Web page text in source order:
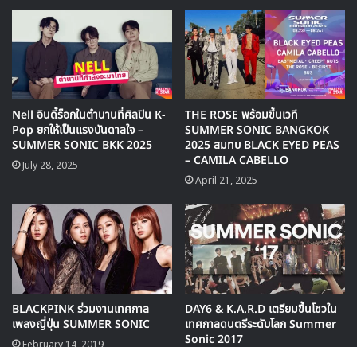
สำหรับงาน Summer Sonic ในปีนี้จะจัดขึ้น 2 วันที่ โตเกียว
และ โอซากา ในวันที่ 17-18 สิงหาคม ซึ่งในปี 2023 มีศิลปิน
K-Pop เข้าร่วมงานทั้งหมด 6 ศิลปิน ร่วมถึงการเข้าร่วมงานของ
NewJeans ที่เป็นกระแสถูกพุดถึงอย่างมาก
Nell อินดี้ร็อกในตำนานที่ศิลปิน K-
Pop ยกให้เป็นแรงบันดาลใจ –
SUMMER SONIC BKK 2025
July 28, 2025
THE ROSE พร้อมขึ้นเวที
SUMMER SONIC BANGKOK
2025 สมทบ BLACK EYED PEAS
– CAMILA CABELLO
April 21, 2025
BLACKPINK ร่วมงานเทศกาล
เพลงญี่ปุ่น SUMMER SONIC
February 14, 2019
DAY6 & K.A.R.D เตรียมขึ้นโชวใน
เทศกาลดนตรีระดับโลก Summer
Sonic 2017